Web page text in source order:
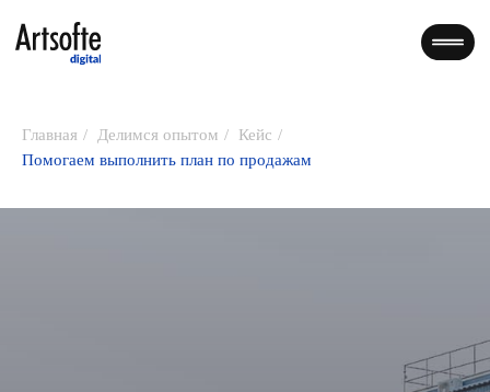
Главная / Делимся опытом / Кейс /
Помогаем выполнить план по продажам